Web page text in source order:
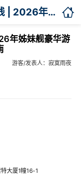
三峡总统八号游轮预订热线 | 2026年姊妹舰豪华游轮官方订票指南 
年姊妹舰豪华游
游客/发表人：寂寞雨夜
大厦1幢16-1